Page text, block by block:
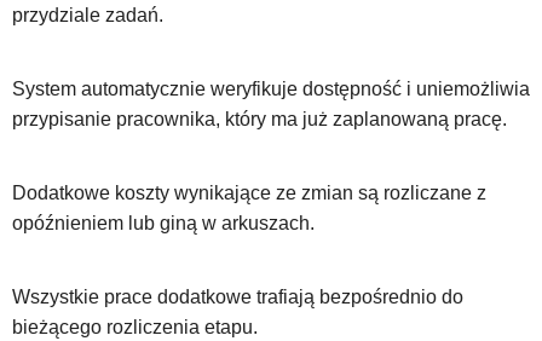
przydziale zadań.
System automatycznie weryfikuje dostępność i uniemożliwia
przypisanie pracownika, który ma już zaplanowaną pracę.
Dodatkowe koszty wynikające ze zmian są rozliczane z
opóźnieniem lub giną w arkuszach.
Wszystkie prace dodatkowe trafiają bezpośrednio do
bieżącego rozliczenia etapu.